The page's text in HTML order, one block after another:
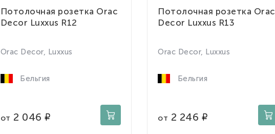
Потолочная розетка Orac
Decor Luxxus R12
Orac Decor, Luxxus
Бельгия
от 2 046
Потолочная розетка Orac
Decor Luxxus R13
Orac Decor, Luxxus
Бельгия
от 2 246